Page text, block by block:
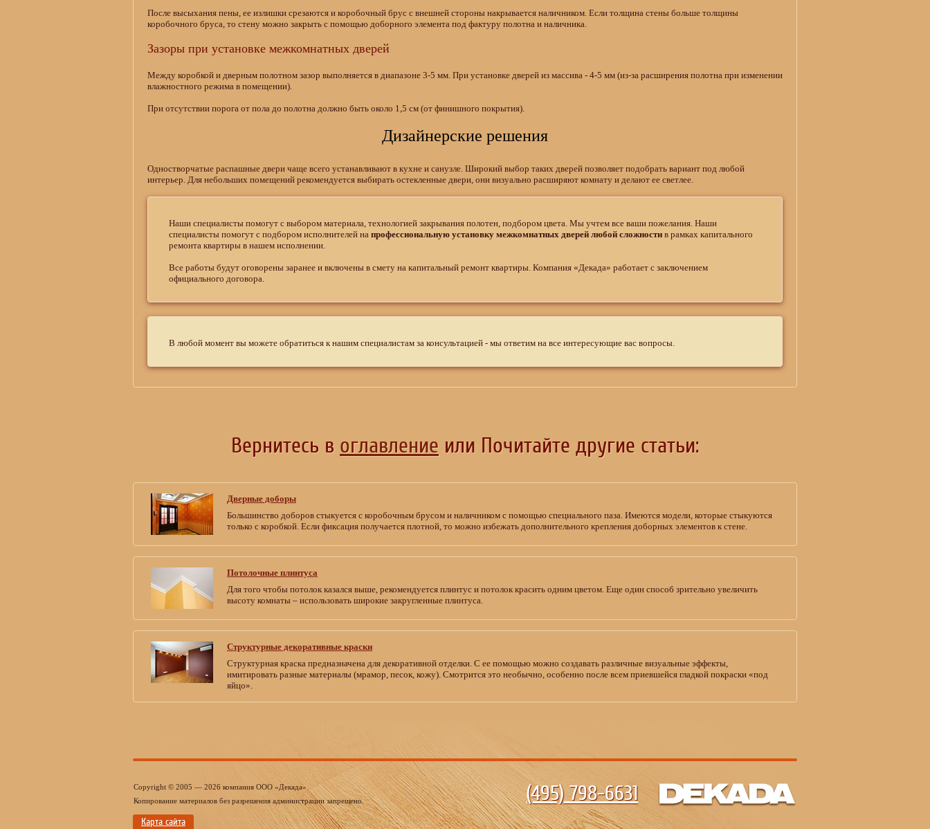
После высыхания пены, ее излишки срезаются и коробочный брус с внешней стороны накрывается наличником. Если толщина стены больше толщины
коробочного бруса, то стену можно закрыть с помощью доборного элемента под фактуру полотна и наличника.
Зазоры при установке межкомнатных дверей
Между коробкой и дверным полотном зазор выполняется в диапазоне 3-5 мм. При установке дверей из массива - 4-5 мм (из-за расширения полотна при изменении
влажностного режима в помещении).
При отсутствии порога от пола до полотна должно быть около 1,5 см (от финишного покрытия).
Дизайнерские решения
Одностворчатые распашные двери чаще всего устанавливают в кухне и санузле. Широкий выбор таких дверей позволяет подобрать вариант под любой
интерьер. Для небольших помещений рекомендуется выбирать остекленные двери, они визуально расширяют комнату и делают ее светлее.
Наши специалисты помогут с выбором материала, технологией закрывания полотен, подбором цвета. Мы учтем все ваши пожелания. Наши
специалисты помогут с подбором исполнителей на профессиональную установку межкомнатных дверей любой сложности в рамках капитального
ремонта квартиры в нашем исполнении.
Все работы будут оговорены заранее и включены в смету на капитальный ремонт квартиры. Компания «Декада» работает с заключением
официального договора.
В любой момент вы можете обратиться к нашим специалистам за консультацией - мы ответим на все интересующие вас вопросы.
Вернитесь в оглавление или Почитайте другие статьи:
Дверные доборы
Большинство доборов стыкуется с коробочным брусом и наличником с помощью специального паза. Имеются модели, которые стыкуются
только с коробкой. Если фиксация получается плотной, то можно избежать дополнительного крепления доборных элементов к стене.
Потолочные плинтуса
Для того чтобы потолок казался выше, рекомендуется плинтус и потолок красить одним цветом. Еще один способ зрительно увеличить
высоту комнаты – использовать широкие закругленные плинтуса.
Структурные декоративные краски
Структурная краска предназначена для декоративной отделки. С ее помощью можно создавать различные визуальные эффекты,
имитировать разные материалы (мрамор, песок, кожу). Смотрится это необычно, особенно после всем приевшейся гладкой покраски «под
яйцо».
Copyright © 2005 — 2026 компания ООО «Декада»
Копирование материалов без разрешения администрации запрещено.
(495)798-6631
Карта сайта